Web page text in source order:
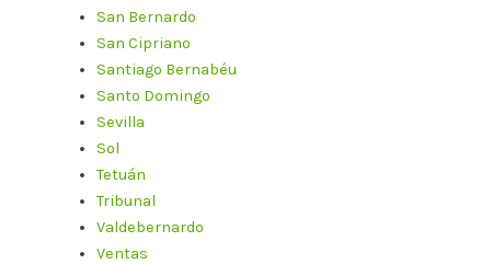
San Bernardo
San Cipriano
Santiago Bernabéu
Santo Domingo
Sevilla
Sol
Tetuán
Tribunal
Valdebernardo
Ventas